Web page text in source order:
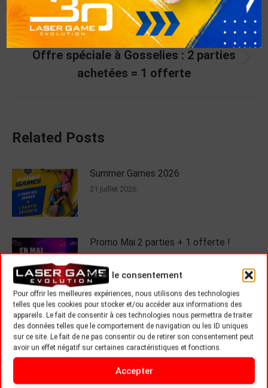
Gérer le consentement
Pour offrir les meilleures expériences, nous utilisons des technologies
telles que les cookies pour stocker et/ou accéder aux informations des
appareils. Le fait de consentir à ces technologies nous permettra de traiter
des données telles que le comportement de navigation ou les ID uniques
sur ce site. Le fait de ne pas consentir ou de retirer son consentement peut
avoir un effet négatif sur certaines caractéristiques et fonctions.
Accepter
MARDI GRAS
SUIVANT
Offre spéciale à Gosselies : 2 parties
achetées = 1 offerte
Related Posts
Summer Games 2026
21 juillet 2026
Promo Mai 2 parties + 1 offerte !
Venez profitez de note formule No
Limit !
27 avril 2026
C’EST AUSSI NOëL CHEZ LASER